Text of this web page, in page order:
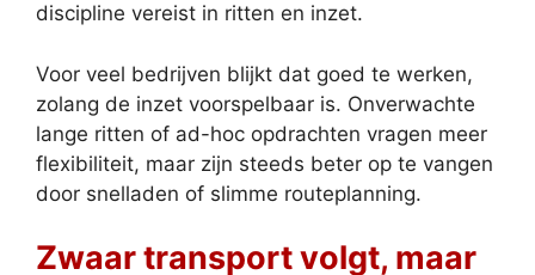
discipline vereist in ritten en inzet.
Voor veel bedrijven blijkt dat goed te werken,
zolang de inzet voorspelbaar is. Onverwachte
lange ritten of ad-hoc opdrachten vragen meer
flexibiliteit, maar zijn steeds beter op te vangen
door snelladen of slimme routeplanning.
Zwaar transport volgt, maar